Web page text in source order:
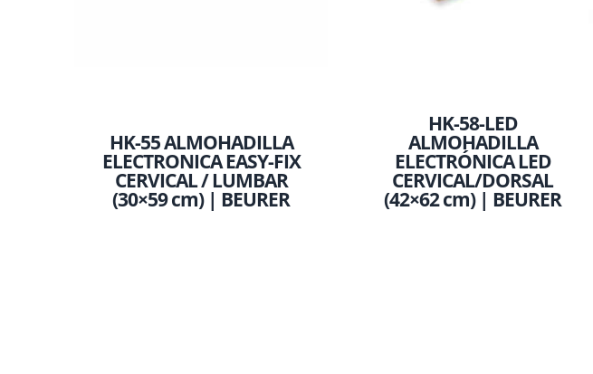
HK-55 ALMOHADILLA
ELECTRONICA EASY-FIX
CERVICAL / LUMBAR
(30×59 cm) | BEURER
HK-58-LED
ALMOHADILLA
ELECTRÓNICA LED
CERVICAL/DORSAL
(42×62 cm) | BEURER